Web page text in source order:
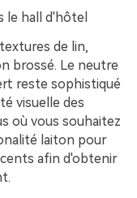
le hall d'hôtel
de lin,
brossé. Le neutre
reste sophistiqué
visuelle des
où vous souhaitez
laiton pour
afin d'obtenir